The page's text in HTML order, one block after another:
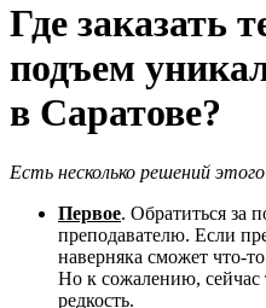
Где заказать
подъем
в Саратове?
Есть несколько решений
Первое. Обратиться за
преподавателю. Если
наверняка сможет что-
Но к сожалению, сейчас
редкость.